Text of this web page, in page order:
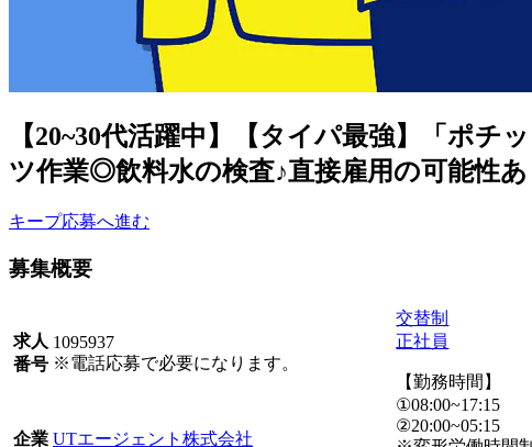
【20~30代活躍中】【タイパ最強】「ポ
ツ作業◎飲料水の検査♪直接雇用の可能性
キープ応募へ進む
募集概要
求人
番号
1095937
※電話応募で必要になります。
企業 UTエージェント株式会社
交替制
正社員
【勤務時間】
①08:00~17:15
②20:00~05:15